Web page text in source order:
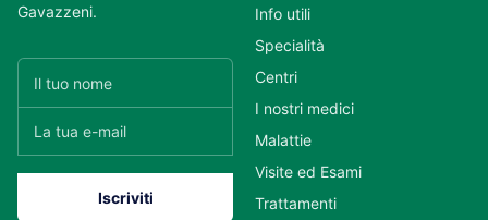
Gavazzeni.
Info utili
Specialità
Centri
I nostri medici
Malattie
Visite ed Esami
Trattamenti